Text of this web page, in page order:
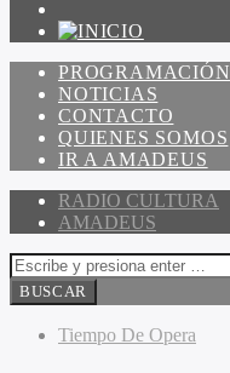
PROGRAMACIÓN
NOTICIAS
CONTACTO
QUIENES SOMOS
IR A AMADEUS
RADIO CULTURA
AMADEUS
Tiempo De Opera